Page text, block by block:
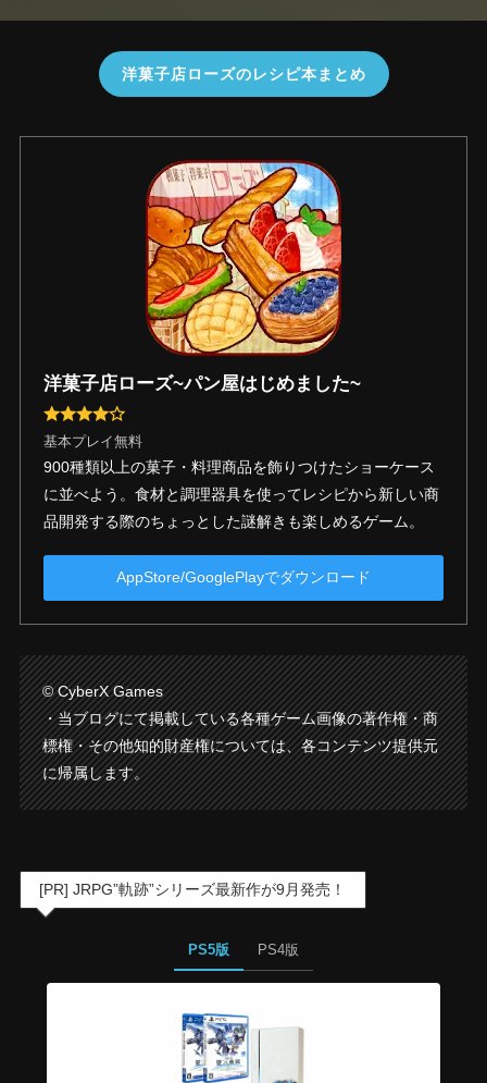
洋菓子店ローズのレシピ本まとめ
洋菓子店ローズ~パン屋はじめました~
基本プレイ無料
900種類以上の菓子・料理商品を飾りつけたショーケース
に並べよう。食材と調理器具を使ってレシピから新しい商
品開発する際のちょっとした謎解きも楽しめるゲーム。
AppStore/GooglePlayでダウンロード
© CyberX Games
・当ブログにて掲載している各種ゲーム画像の著作権・商
標権・その他知的財産権については、各コンテンツ提供元
に帰属します。
[PR] JRPG”軌跡”シリーズ最新作が9月発売！
PS5版 PS4版